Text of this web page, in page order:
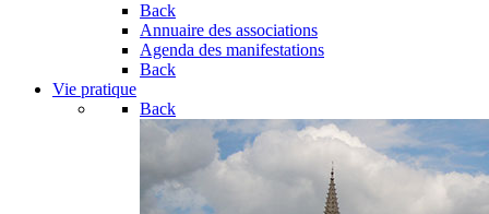
Back
Annuaire des associations
Agenda des manifestations
Back
Vie pratique
Back